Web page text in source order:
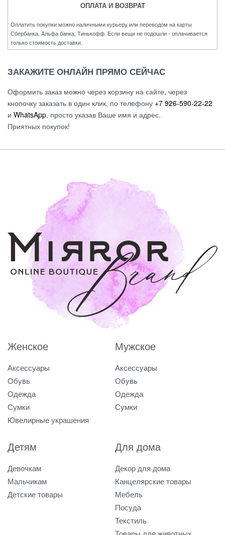
ОПЛАТА И ВОЗВРАТ
Оплатить покупки можно наличными курьеру или переводом на карты
Сбербанка, Альфа банка, Тинькофф. Если вещи не подошли - оплачивается
только стоимость доставки.
ЗАКАЖИТЕ ОНЛАЙН ПРЯМО СЕЙЧАС
Оформить заказ можно через корзину на сайте, через
кнопочку заказать в один клик, по телефону +7 926-590-22-22
и WhatsApp, просто указав Ваше имя и адрес.
Приятных покупок!
Женское
Аксессуары
Обувь
Одежда
Сумки
Ювелирные украшения
Мужское
Аксессуары
Обувь
Одежда
Сумки
Детям
Девочкам
Мальчикам
Детские товары
Для дома
Декор для дома
Канцелярские товары
Мебель
Посуда
Текстиль